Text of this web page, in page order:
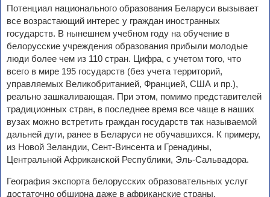
Потенциал национального образования Беларуси вызывает
все возрастающий интерес у граждан иностранных
государств. В нынешнем учебном году на обучение в
белорусские учреждения образования прибыли молодые
люди более чем из 110 стран. Цифра, с учетом того, что
всего в мире 195 государств (без учета территорий,
управляемых Великобританией, Францией, США и пр.),
реально зашкаливающая. При этом, помимо представителей
традиционных стран, в последнее время все чаще в наших
вузах можно встретить граждан государств так называемой
дальней дуги, ранее в Беларуси не обучавшихся. К примеру,
из Новой Зеландии, Сент-Винсента и Гренадины,
Центральной Африканской Республики, Эль-Сальвадора.
География экспорта белорусских образовательных услуг
достаточно обширна даже в африканские страны.